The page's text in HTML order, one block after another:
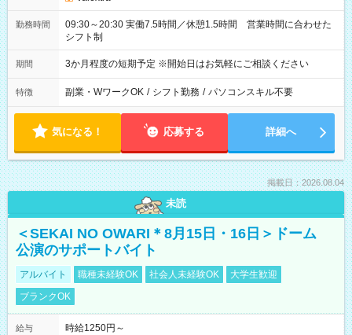
勤務時間
09:30～20:30 実働7.5時間／休憩1.5時間 営業時間に合わせた
シフト制
期間 3か月程度の短期予定 ※開始日はお気軽にご相談ください
特徴 副業・WワークOK / シフト勤務 / パソコンスキル不要
気になる！ 応募する 詳細へ
掲載日：2026.08.04
未読
＜SEKAI NO OWARI＊8月15日・16日＞ドーム
公演のサポートバイト
アルバイト 職種未経験OK 社会人未経験OK
大学生歓迎
ブランクOK
給与
時給1250円～